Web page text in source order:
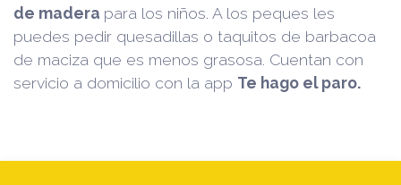
de madera para los niños. A los peques les
puedes pedir quesadillas o taquitos de barbacoa
de maciza que es menos grasosa. Cuentan con
servicio a domicilio con la app Te hago el paro.